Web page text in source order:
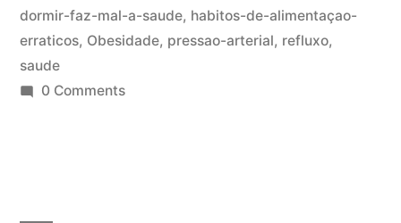
dormir-faz-mal-a-saude, habitos-de-alimentaçao-
erraticos, Obesidade, pressao-arterial, refluxo,
saude
0 Comments